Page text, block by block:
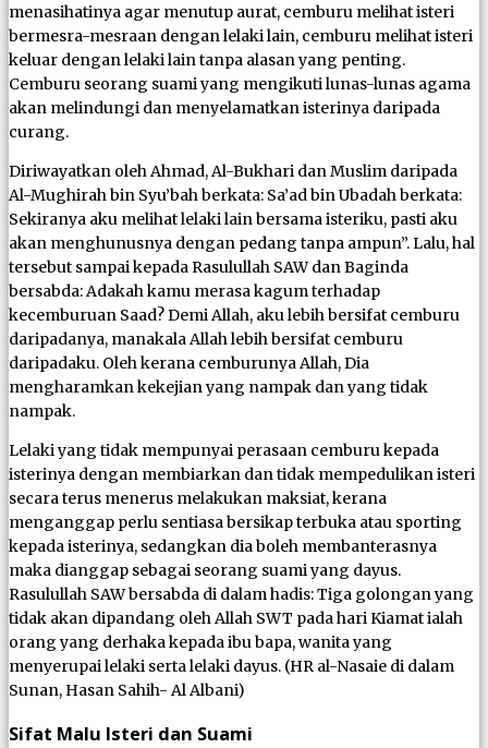
menasihatinya agar menutup aurat, cemburu melihat isteri
bermesra-mesraan dengan lelaki lain, cemburu melihat isteri
keluar dengan lelaki lain tanpa alasan yang penting.
Cemburu seorang suami yang mengikuti lunas-lunas agama
akan melindungi dan menyelamatkan isterinya daripada
curang.
Diriwayatkan oleh Ahmad, Al-Bukhari dan Muslim daripada
Al-Mughirah bin Syu’bah berkata: Sa’ad bin Ubadah berkata:
Sekiranya aku melihat lelaki lain bersama isteriku, pasti aku
akan menghunusnya dengan pedang tanpa ampun”. Lalu, hal
tersebut sampai kepada Rasulullah SAW dan Baginda
bersabda: Adakah kamu merasa kagum terhadap
kecemburuan Saad? Demi Allah, aku lebih bersifat cemburu
daripadanya, manakala Allah lebih bersifat cemburu
daripadaku. Oleh kerana cemburunya Allah, Dia
mengharamkan kekejian yang nampak dan yang tidak
nampak.
Lelaki yang tidak mempunyai perasaan cemburu kepada
isterinya dengan membiarkan dan tidak mempedulikan isteri
secara terus menerus melakukan maksiat, kerana
menganggap perlu sentiasa bersikap terbuka atau sporting
kepada isterinya, sedangkan dia boleh membanterasnya
maka dianggap sebagai seorang suami yang dayus.
Rasulullah SAW bersabda di dalam hadis: Tiga golongan yang
tidak akan dipandang oleh Allah SWT pada hari Kiamat ialah
orang yang derhaka kepada ibu bapa, wanita yang
menyerupai lelaki serta lelaki dayus. (HR al-Nasaie di dalam
Sunan, Hasan Sahih- Al Albani)
Sifat Malu Isteri dan Suami